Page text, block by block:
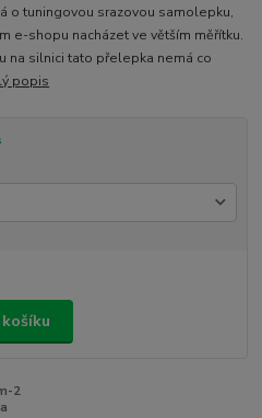
o tuningovou srazovou samolepku,
e-shopu nacházet ve větším měřítku.
na silnici tato přelepka nemá co
popis
2